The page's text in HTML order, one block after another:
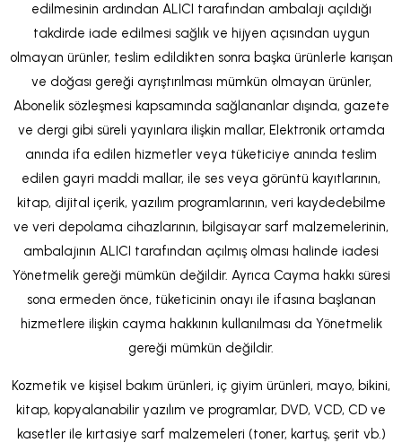
edilmesinin ardından ALICI tarafından ambalajı açıldığı
takdirde iade edilmesi sağlık ve hijyen açısından uygun
olmayan ürünler, teslim edildikten sonra başka ürünlerle karışan
ve doğası gereği ayrıştırılması mümkün olmayan ürünler,
Abonelik sözleşmesi kapsamında sağlananlar dışında, gazete
ve dergi gibi süreli yayınlara ilişkin mallar, Elektronik ortamda
anında ifa edilen hizmetler veya tüketiciye anında teslim
edilen gayri maddi mallar, ile ses veya görüntü kayıtlarının,
kitap, dijital içerik, yazılım programlarının, veri kaydedebilme
ve veri depolama cihazlarının, bilgisayar sarf malzemelerinin,
ambalajının ALICI tarafından açılmış olması halinde iadesi
Yönetmelik gereği mümkün değildir. Ayrıca Cayma hakkı süresi
sona ermeden önce, tüketicinin onayı ile ifasına başlanan
hizmetlere ilişkin cayma hakkının kullanılması da Yönetmelik
gereği mümkün değildir.
Kozmetik ve kişisel bakım ürünleri, iç giyim ürünleri, mayo, bikini,
kitap, kopyalanabilir yazılım ve programlar, DVD, VCD, CD ve
kasetler ile kırtasiye sarf malzemeleri (toner, kartuş, şerit vb.)